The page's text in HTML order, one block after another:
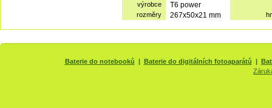
výrobce
T6 power
rozměry 267x50x21 mm
Baterie do notebooků | Baterie do digitálních fotoaparátů |